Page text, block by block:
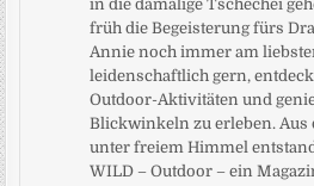
in die damalige Tschechei
früh die Begeisterung fürs
Annie noch immer am
leidenschaftlich gern,
Outdoor-Aktivitäten und
Blickwinkeln zu erleben. Aus
unter freiem Himmel
WILD – Outdoor – ein